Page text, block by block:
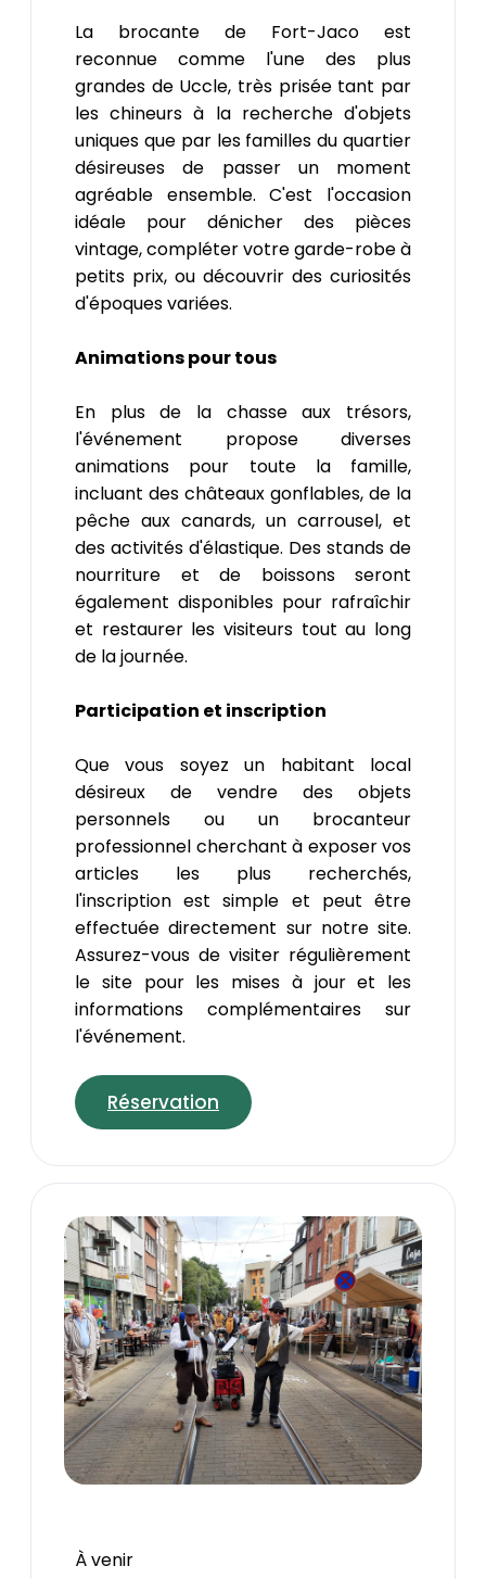
La brocante de Fort-Jaco est
reconnue comme l'une des plus
grandes de Uccle, très prisée tant par
les chineurs à la recherche d'objets
uniques que par les familles du quartier
désireuses de passer un moment
agréable ensemble. C'est l'occasion
idéale pour dénicher des pièces
vintage, compléter votre garde-robe à
petits prix, ou découvrir des curiosités
d'époques variées.
Animations pour tous
En plus de la chasse aux trésors,
l'événement propose diverses
animations pour toute la famille,
incluant des châteaux gonflables, de la
pêche aux canards, un carrousel, et
des activités d'élastique. Des stands de
nourriture et de boissons seront
également disponibles pour rafraîchir
et restaurer les visiteurs tout au long
de la journée.
Participation et inscription
Que vous soyez un habitant local
désireux de vendre des objets
personnels ou un brocanteur
professionnel cherchant à exposer vos
articles les plus recherchés,
l'inscription est simple et peut être
effectuée directement sur notre site.
Assurez-vous de visiter régulièrement
le site pour les mises à jour et les
informations complémentaires sur
l'événement.
Réservation
À venir